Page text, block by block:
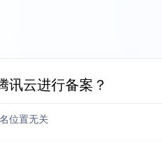
讯云进行备案？
位置无关